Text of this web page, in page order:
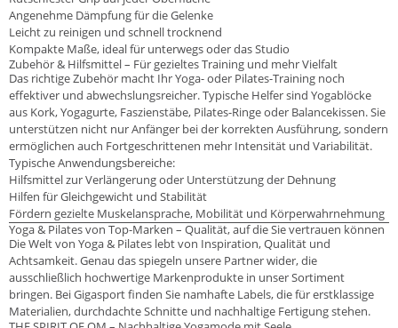
Angenehme Dämpfung für die Gelenke
Leicht zu reinigen und schnell trocknend
Kompakte Maße, ideal für unterwegs oder das Studio
Zubehör & Hilfsmittel – Für gezieltes Training und mehr Vielfalt
Das richtige Zubehör macht Ihr Yoga- oder Pilates-Training noch
effektiver und abwechslungsreicher. Typische Helfer sind Yogablöcke
aus Kork, Yogagurte, Faszienstäbe, Pilates-Ringe oder Balancekissen. Sie
unterstützen nicht nur Anfänger bei der korrekten Ausführung, sondern
ermöglichen auch Fortgeschrittenen mehr Intensität und Variabilität.
Typische Anwendungsbereiche:
Hilfsmittel zur Verlängerung oder Unterstützung der Dehnung
Hilfen für Gleichgewicht und Stabilität
Fördern gezielte Muskelansprache, Mobilität und Körperwahrnehmung
Yoga & Pilates von Top-Marken – Qualität, auf die Sie vertrauen können
Die Welt von Yoga & Pilates lebt von Inspiration, Qualität und
Achtsamkeit. Genau das spiegeln unsere Partner wider, die
ausschließlich hochwertige Markenprodukte in unser Sortiment
bringen. Bei Gigasport finden Sie namhafte Labels, die für erstklassige
Materialien, durchdachte Schnitte und nachhaltige Fertigung stehen.